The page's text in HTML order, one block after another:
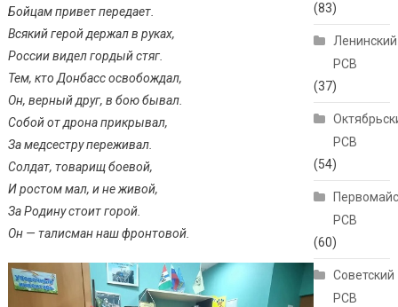
Бойцам привет передает.
Всякий герой держал в руках,
России видел гордый стяг.
Тем, кто Донбасс освобождал,
Он, верный друг, в бою бывал.
Собой от дрона прикрывал,
За медсестру переживал.
Солдат, товарищ боевой,
И ростом мал, и не живой,
За Родину стоит горой.
Он — талисман наш фронтовой.
(83)
Ленинский
РСВ
(37)
РСВ
(54)
РСВ
(60)
Советский
РСВ